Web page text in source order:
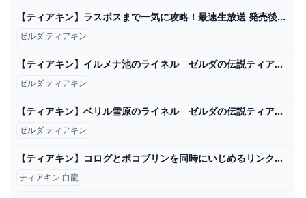
【ティアキン】ラスボスまで一気に攻略！最速生放送 発売後0時から part１『ゼルダの伝説 ティアーズ オブ ザ キングダム』 - YouTube
ゼルダ ティアキン
【ティアキン】イルメナ池のライネル ゼルダの伝説ティアーズオブ ザキングダム #ゼルダの伝説 #ティアキン #zelda #shorts - YouTube
ゼルダ ティアキン
【ティアキン】ベリル雪原のライネル ゼルダの伝説ティアーズオブ ザキングダム #ゼルダの伝説 #ティアキン #zelda #shorts - YouTube
ゼルダ ティアキン
【ティアキン】コログとボコブリンを同時にいじめるリンク【ゼルダの伝説 ティアーズ オブ ザ キングダム】 - YouTube
ティアキン 白龍